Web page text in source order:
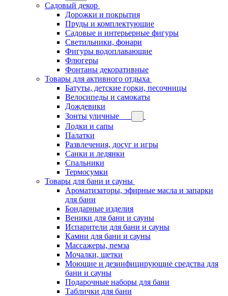
Садовый декор
Дорожки и покрытия
Пруды и комплектующие
Садовые и интерьерные фигуры
Светильники, фонари
Фигуры водоплавающие
Флюгеры
Фонтаны декоративные
Товары для активного отдыха
Батуты, детские горки, песочницы
Велосипеды и самокаты
Дождевики
Зонты уличные
Лодки и сапы
Палатки
Развлечения, досуг и игры
Санки и ледянки
Спальники
Термосумки
Товары для бани и сауны
Ароматизаторы, эфирные масла и запарки
для бани
Бондарные изделия
Веники для бани и сауны
Испарители для бани и сауны
Камни для бани и сауны
Массажеры, пемза
Мочалки, щетки
Моющие и дезинфицирующие средства для
бани и сауны
Подарочные наборы для бани
Таблички для бани